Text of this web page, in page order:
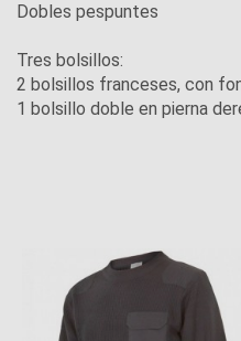
Dobles pespuntes
Tres bolsillos:
2 bolsillos franceses, con
1 bolsillo doble en pierna